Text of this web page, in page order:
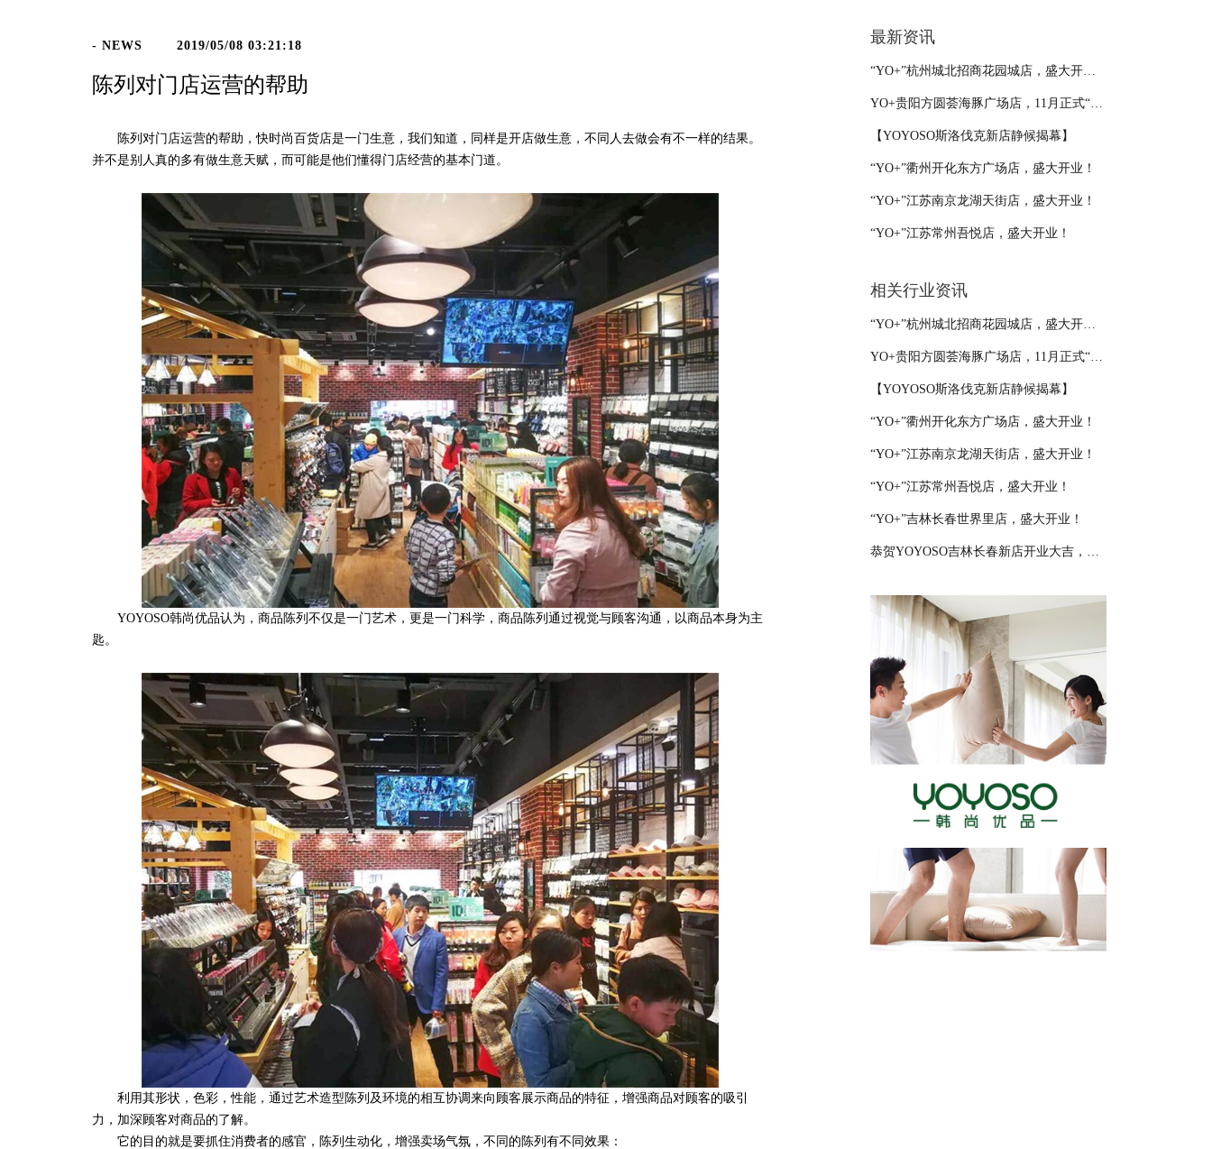
- NEWS 2019/05/08 03:21:18
陈列对门店运营的帮助
陈列对门店运营的帮助，快时尚百货店是一门生意，我们知道，同样是开店做生意，不同人去做会有不一样的结果。
并不是别人真的多有做生意天赋，而可能是他们懂得门店经营的基本门道。
YOYOSO韩尚优品认为，商品陈列不仅是一门艺术，更是一门科学，商品陈列通过视觉与顾客沟通，以商品本身为主
匙。
利用其形状，色彩，性能，通过艺术造型陈列及环境的相互协调来向顾客展示商品的特征，增强商品对顾客的吸引
力，加深顾客对商品的了解。
它的目的就是要抓住消费者的感官，陈列生动化，增强卖场气氛，不同的陈列有不同效果：
最新资讯
“YO+”杭州城北招商花园城店，盛大开业！
YO+贵阳方圆荟海豚广场店，11月正式“开闸放鱼”！
【YOYOSO斯洛伐克新店静候揭幕】
“YO+”衢州开化东方广场店，盛大开业！
“YO+”江苏南京龙湖天街店，盛大开业！
“YO+”江苏常州吾悦店，盛大开业！
相关行业资讯
“YO+”杭州城北招商花园城店，盛大开业！
YO+贵阳方圆荟海豚广场店，11月正式“开闸放鱼”！
【YOYOSO斯洛伐克新店静候揭幕】
“YO+”衢州开化东方广场店，盛大开业！
“YO+”江苏南京龙湖天街店，盛大开业！
“YO+”江苏常州吾悦店，盛大开业！
“YO+”吉林长春世界里店，盛大开业！
恭贺YOYOSO吉林长春新店开业大吉，大卖特卖